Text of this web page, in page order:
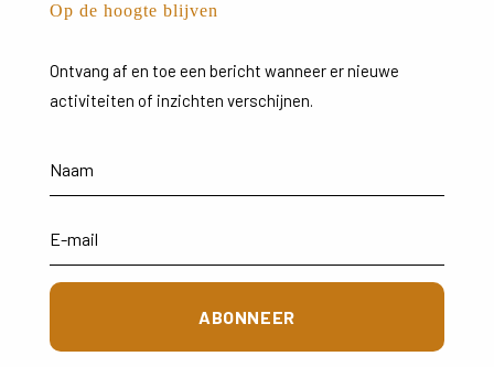
Op de hoogte blijven
Ontvang af en toe een bericht wanneerernieuwe
activiteiten of inzichten verschijnen.
ABONNEER